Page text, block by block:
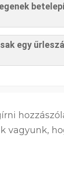
egy
vagyunk,